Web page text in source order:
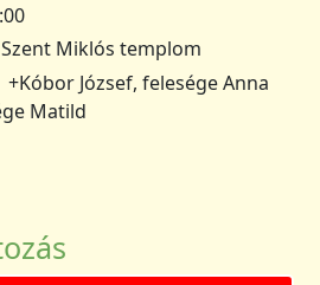
Szent Miklós templom
+Kóbor József, felesége Anna
Matild